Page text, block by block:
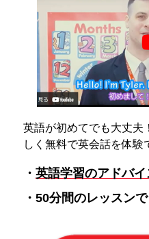
英語が初めてでも大丈夫
しく無料で英会話を体験
・ 英語学習のアドバイ
・50分間のレッスン